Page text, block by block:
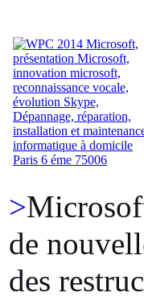
>
de
des